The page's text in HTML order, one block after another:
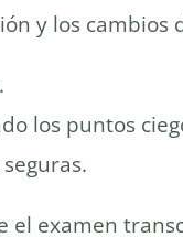
y los cambios
los puntos
el examen